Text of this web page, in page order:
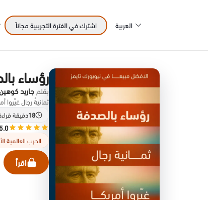
اشترك في الفترة التجريبية مجاناً العربية
رؤساء
بقلم جاريد
ثمانيةُ رجال غيَّروا
18دقيقة
5.0
الحرب العالمية
اقرأ